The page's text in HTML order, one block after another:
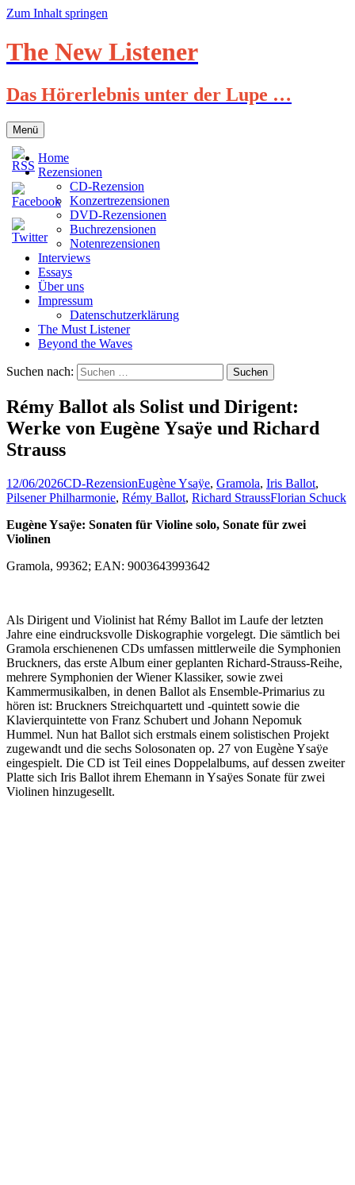
Zum Inhalt springen
The New Listener
Das Hörerlebnis unter der Lupe …
Menü
Home
Rezensionen
CD-Rezension
Konzertrezensionen
DVD-Rezensionen
Buchrezensionen
Notenrezensionen
Interviews
Essays
Über uns
Impressum
Datenschutzerklärung
The Must Listener
Beyond the Waves
Suchen nach:
Rémy Ballot als Solist und Dirigent:
Werke von Eugène Ysaÿe und Richard
Strauss
12/06/2026CD-RezensionEugène Ysaÿe, Gramola, Iris Ballot,
Pilsener Philharmonie, Rémy Ballot, Richard StraussFlorian Schuck
Eugène Ysaÿe: Sonaten für Violine solo, Sonate für zwei
Violinen
Gramola, 99362; EAN: 9003643993642
Als Dirigent und Violinist hat Rémy Ballot im Laufe der letzten
Jahre eine eindrucksvolle Diskographie vorgelegt. Die sämtlich bei
Gramola erschienenen CDs umfassen mittlerweile die Symphonien
Bruckners, das erste Album einer geplanten Richard-Strauss-Reihe,
mehrere Symphonien der Wiener Klassiker, sowie zwei
Kammermusikalben, in denen Ballot als Ensemble-Primarius zu
hören ist: Bruckners Streichquartett und -quintett sowie die
Klavierquintette von Franz Schubert und Johann Nepomuk
Hummel. Nun hat Ballot sich erstmals einem solistischen Projekt
zugewandt und die sechs Solosonaten op. 27 von Eugène Ysaÿe
eingespielt. Die CD ist Teil eines Doppelalbums, auf dessen zweiter
Platte sich Iris Ballot ihrem Ehemann in Ysaÿes Sonate für zwei
Violinen hinzugesellt.